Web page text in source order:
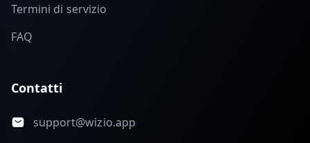
Termini di servizio
FAQ
Contatti
support@wizio.app